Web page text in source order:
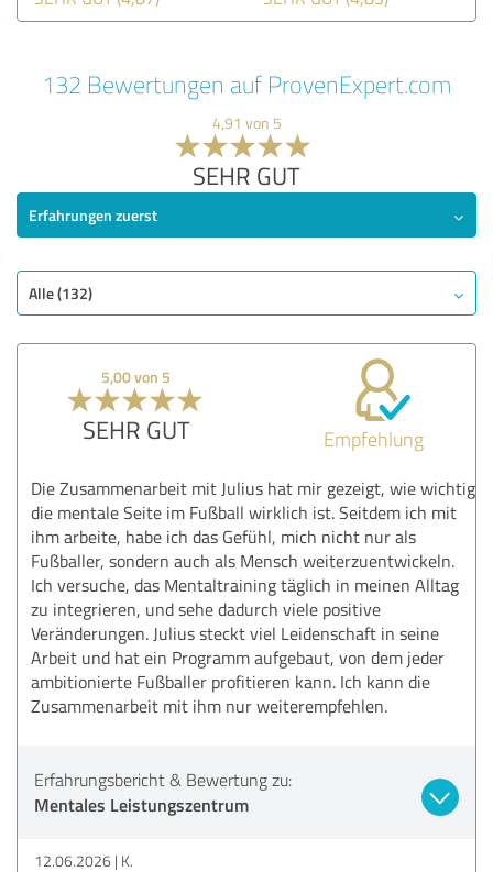
132 Bewertungen auf ProvenExpert.com
4,91 von 5
SEHR GUT
Erfahrungen zuerst
Alle (132)
5,00 von 5
SEHR GUT Empfehlung
Die Zusammenarbeit mit Julius hat mir gezeigt, wie wichtig
die mentale Seite im Fußball wirklich ist. Seitdem ich mit
ihm arbeite, habe ich das Gefühl, mich nicht nur als
Fußballer, sondern auch als Mensch weiterzuentwickeln.
Ich versuche, das Mentaltraining täglich in meinen Alltag
zu integrieren, und sehe dadurch viele positive
Veränderungen. Julius steckt viel Leidenschaft in seine
Arbeit und hat ein Programm aufgebaut, von dem jeder
ambitionierte Fußballer profitieren kann. Ich kann die
Zusammenarbeit mit ihm nur weiterempfehlen.
Erfahrungsbericht & Bewertung zu:
Mentales Leistungszentrum
12.06.2026 K.